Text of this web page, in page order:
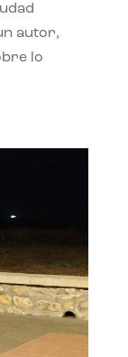
autor,
lo